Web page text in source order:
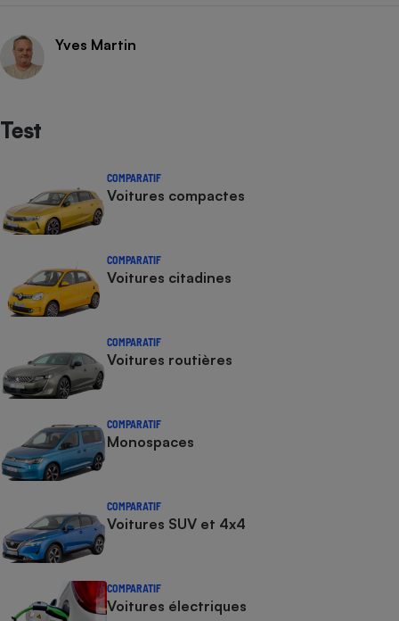
Yves Martin
Test
COMPARATIF
Voitures compactes
COMPARATIF
Voitures citadines
COMPARATIF
Voitures routières
COMPARATIF
Monospaces
COMPARATIF
Voitures SUV et 4x4
COMPARATIF
Voitures électriques